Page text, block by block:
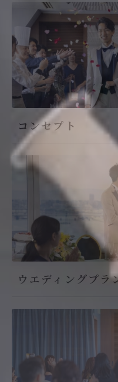
コンセプト
ウエディングプラ